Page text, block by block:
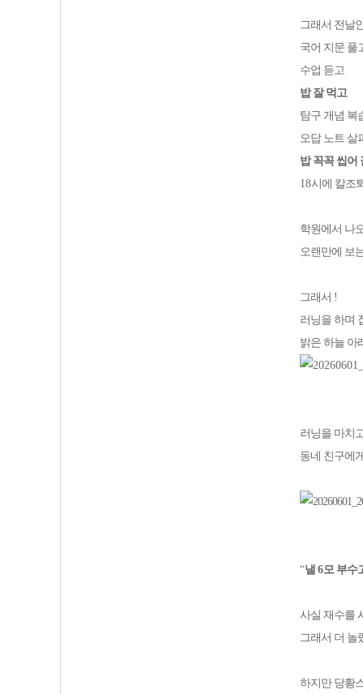
그래서 전날
국어 지문 풀
수업 듣고
밥 잘 먹고
탐구 개념 복
오답 노트 살
밥 꼭꼭 씹어
18시에 칼조
학원에서 나
오랜만에 보
그래서 !
러닝을 하며
밝은 하늘 아
러닝을 마치
동네 친구에
“낼 6모 부수
사실 재수를
그래서 더 놀
하지만 당황